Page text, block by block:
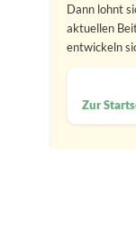
Dann lohnt
aktuellen
entwickeln
Zur